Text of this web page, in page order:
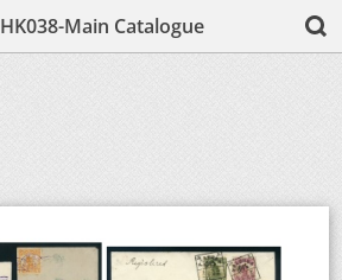
HK038-Main Catalogue